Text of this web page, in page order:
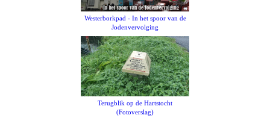
Westerborkpad - In het spoor van de
Jodenvervolging
Terugblik op de Hartstocht
(Fotoverslag)